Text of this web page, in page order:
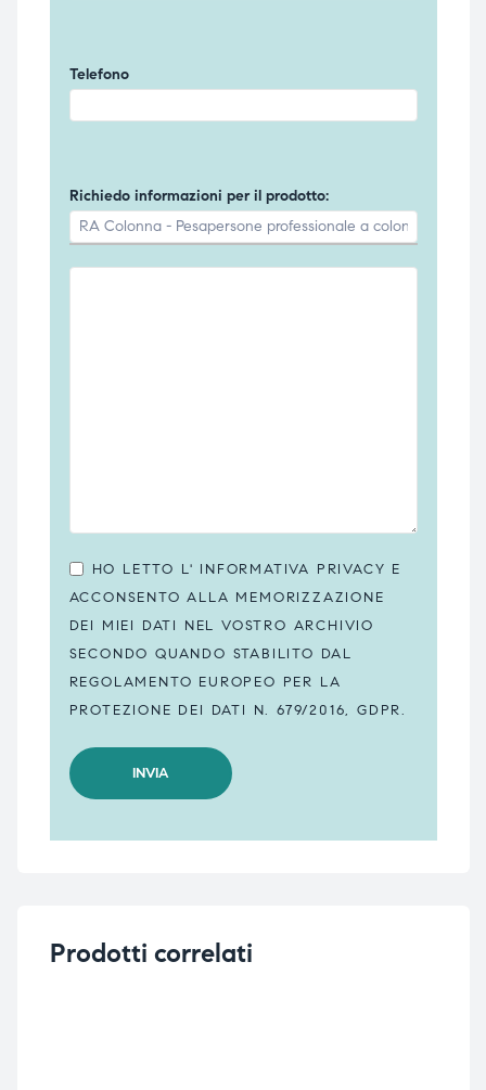
Telefono
Richiedo informazioni per il prodotto:
HO LETTO L' INFORMATIVA PRIVACY E
ACCONSENTO ALLA MEMORIZZAZIONE
DEI MIEI DATI NEL VOSTRO ARCHIVIO
SECONDO QUANDO STABILITO DAL
REGOLAMENTO EUROPEO PER LA
PROTEZIONE DEI DATI N. 679/2016, GDPR.
Prodotti correlati